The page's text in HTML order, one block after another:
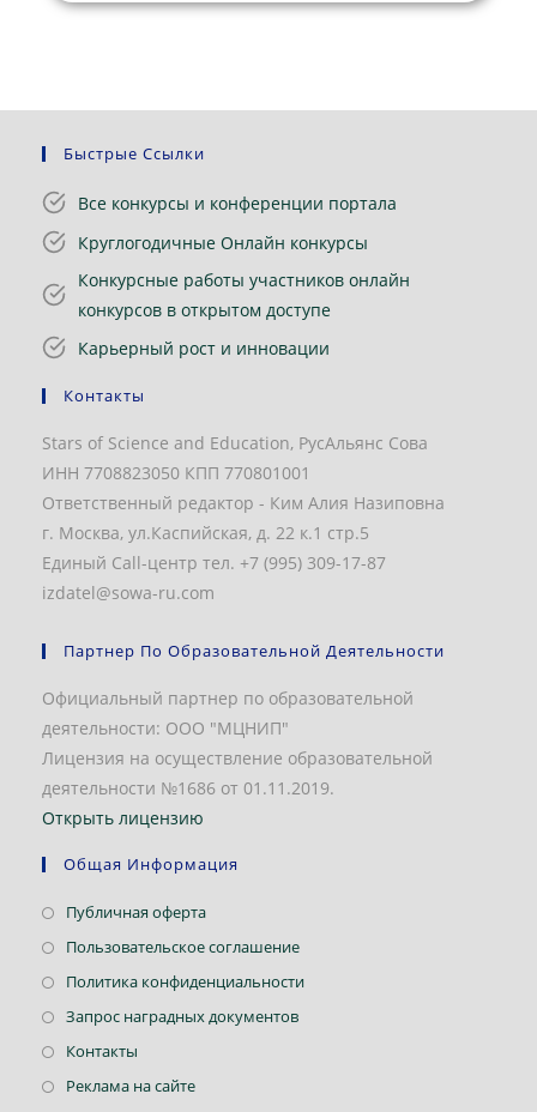
Быстрые Ссылки
Все конкурсы и конференции портала
Круглогодичные Онлайн конкурсы
Конкурсные работы участников онлайн
конкурсов в открытом доступе
Карьерный рост и инновации
Контакты
Stars of Science and Education, РусАльянс Сова
ИНН 7708823050 КПП 770801001
Ответственный редактор - Ким Алия Назиповна
г. Москва, ул.Каспийская, д. 22 к.1 стр.5
Единый Call-центр тел. +7 (995) 309-17-87
izdatel@sowa-ru.com
Партнер По Образовательной Деятельности
Официальный партнер по образовательной
деятельности: ООО "МЦНИП"
Лицензия на осуществление образовательной
деятельности №1686 от 01.11.2019.
Открыть лицензию
Общая Информация
Публичная офертаОткроется
в
Пользовательское соглашениеОткроется
в
Политика конфиденциальностиОткроется
Запрос наградных документовОткроется
Контакты
в
Реклама на сайтеОткроется